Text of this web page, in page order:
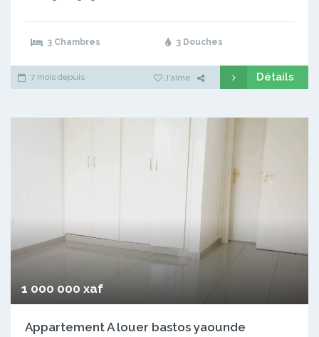
3 Chambres 3 Douches
7 mois depuis J'aime Détails
1 000 000 xaf
Appartement A louer bastos yaounde